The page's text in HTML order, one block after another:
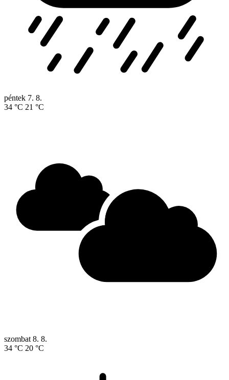
péntek 7. 8.
34 °C 21 °C
szombat 8. 8.
34 °C 20 °C